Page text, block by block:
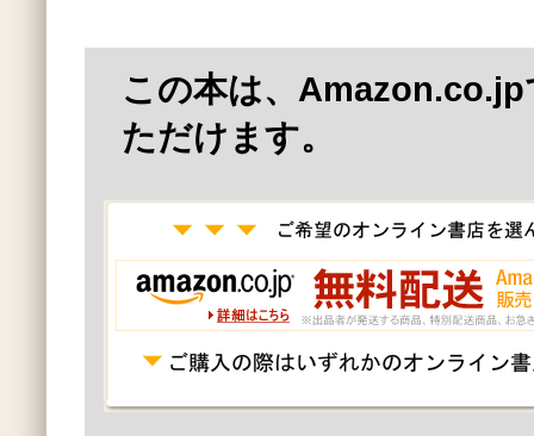
この本は、
ただけます。